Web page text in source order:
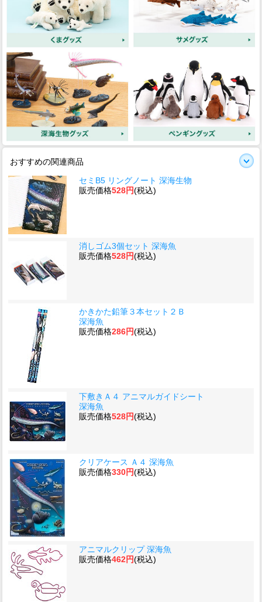
おすすめの関連商品
セミB5 リングノート 深海生物
販売価格528円(税込)
消しゴム3個セット 深海魚
販売価格528円(税込)
かきかた鉛筆３本セット２Ｂ
深海魚
販売価格286円(税込)
下敷きＡ４ アニマルガイドシート
深海魚
販売価格528円(税込)
クリアケース Ａ４ 深海魚
販売価格330円(税込)
アニマルクリップ 深海魚
販売価格462円(税込)